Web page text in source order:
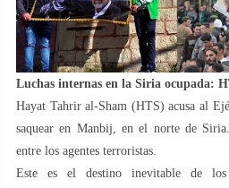
Luchas internas en la Siria ocupada:
Hayat Tahrir al-Sham (HTS) acusa al
saquear en Manbij, en el norte de
entre los agentes terroristas.
Este es el destino inevitable de los